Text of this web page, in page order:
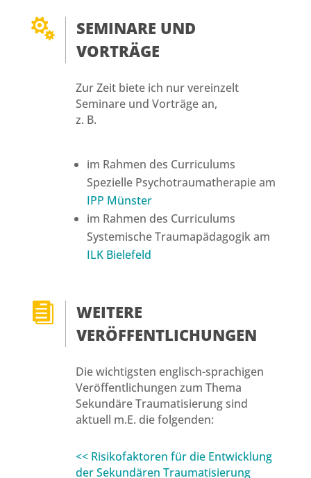

SEMINARE UND
VORTRÄGE
Zur Zeit biete ich nur vereinzelt
Seminare und Vorträge an,
z. B.
im Rahmen des Curriculums
Spezielle Psychotraumatherapie am
IPP Münster
im Rahmen des Curriculums
Systemische Traumapädagogik am
ILK Bielefeld

WEITERE
VERÖFFENTLICHUNGEN
Die wichtigsten englisch-sprachigen
Veröffentlichungen zum Thema
Sekundäre Traumatisierung sind
aktuell m.E. die folgenden:
<< Risikofaktoren für die Entwicklung
der Sekundären Traumatisierung